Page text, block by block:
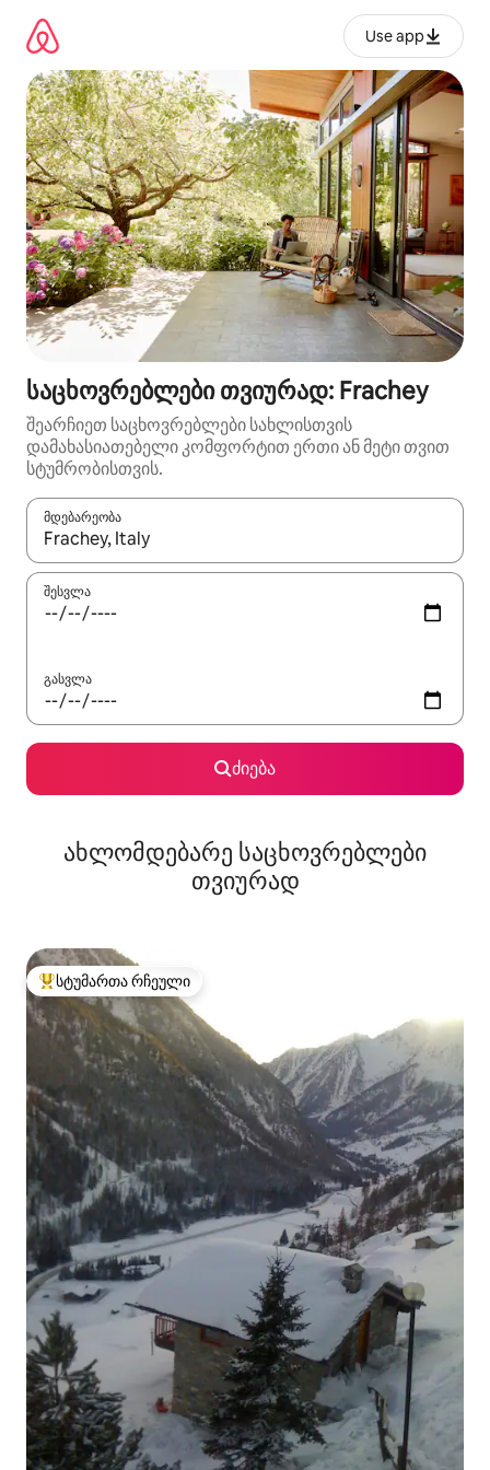
გადასვლა
Use app
საცხოვრებლები თვიურად: Frachey
შეარჩიეთ საცხოვრებლები სახლისთვის
დამახასიათებელი კომფორტით ერთი ან მეტი თვით
სტუმრობისთვის.
მდებარეობა
როცა შედეგები ხელმისაწვდომი გახდება, ნავიგაციისთვის
შესვლა
გასვლა
ძიება
ახლომდებარე საცხოვრებლები
თვიურად
სტუმართა რჩეული მოწინავე ვარიანტი
სტუმართა რჩეული